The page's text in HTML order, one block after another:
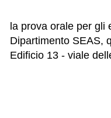
la prova orale per
Dipartimento SEAS,
Edificio 13 - viale